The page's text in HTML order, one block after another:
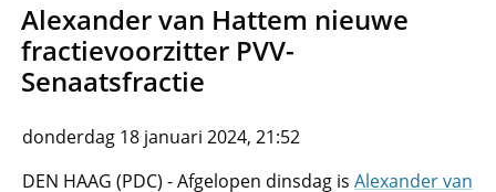
Alexander van Hattem nieuwe
fractievoorzitter PVV-
Senaatsfractie
donderdag 18 januari 2024, 21:52
DEN HAAG (PDC) - Afgelopen dinsdag is Alexander van